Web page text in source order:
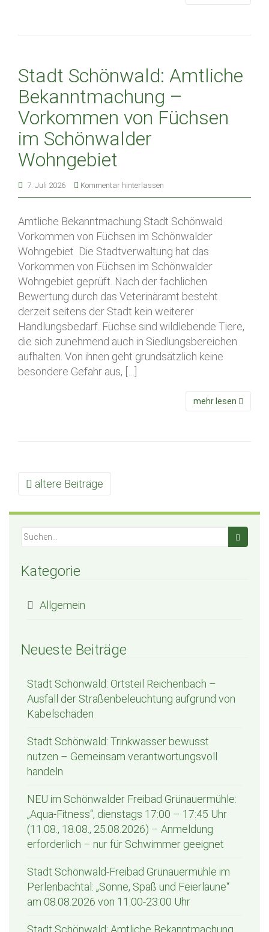
Stadt Schönwald: Amtliche
Bekanntmachung –
Vorkommen von Füchsen
im Schönwalder
Wohngebiet
7. Juli 2026 Kommentar hinterlassen
Amtliche Bekanntmachung Stadt Schönwald
Vorkommen von Füchsen im Schönwalder
Wohngebiet Die Stadtverwaltung hat das
Vorkommen von Füchsen im Schönwalder
Wohngebiet geprüft. Nach der fachlichen
Bewertung durch das Veterinäramt besteht
derzeit seitens der Stadt kein weiterer
Handlungsbedarf. Füchse sind wildlebende Tiere,
die sich zunehmend auch in Siedlungsbereichen
aufhalten. Von ihnen geht grundsätzlich keine
besondere Gefahr aus, […]
mehr lesen
Beitrags Navigation
ältere Beiträge
Kategorie
Allgemein
Neueste Beiträge
Stadt Schönwald: Ortsteil Reichenbach –
Ausfall der Straßenbeleuchtung aufgrund von
Kabelschäden
Stadt Schönwald: Trinkwasser bewusst
nutzen – Gemeinsam verantwortungsvoll
handeln
NEU im Schönwalder Freibad Grünauermühle:
„Aqua-Fitness“, dienstags 17:00 – 17:45 Uhr
(11.08., 18.08., 25.08.2026) – Anmeldung
erforderlich – nur für Schwimmer geeignet
Stadt Schönwald-Freibad Grünauermühle im
Perlenbachtal: „Sonne, Spaß und Feierlaune“
am 08.08.2026 von 11:00-23:00 Uhr
Stadt Schönwald: Amtliche Bekanntmachung